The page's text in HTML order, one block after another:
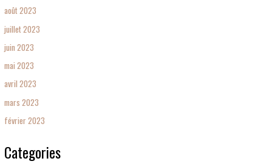
août 2023
juillet 2023
juin 2023
mai 2023
avril 2023
mars 2023
février 2023
Categories